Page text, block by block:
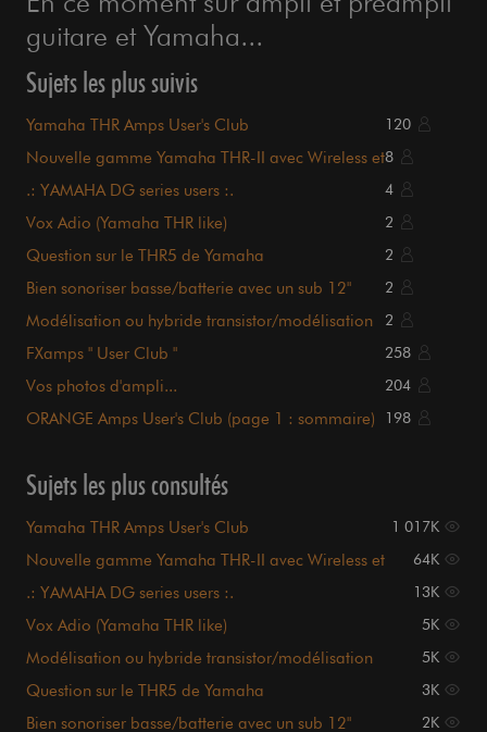
guitare et Yamaha...
Sujets les plus suivis
Yamaha THR Amps User's Club 120
Nouvelle gamme Yamaha THR-II avec Wireless et8
.: YAMAHA DG series users :. 4
Vox Adio (Yamaha THR like) 2
Question sur le THR5 de Yamaha 2
Bien sonoriser basse/batterie avec un sub 12" 2
Modélisation ou hybride transistor/modélisation 2
FXamps " User Club " 258
Vos photos d'ampli... 204
ORANGE Amps User's Club (page 1 : sommaire) 198
Sujets les plus consultés
Yamaha THR Amps User's Club 1 017K
Nouvelle gamme Yamaha THR-II avec Wireless et
64K
.: YAMAHA DG series users :. 13K
Vox Adio (Yamaha THR like) 5K
Modélisation ou hybride transistor/modélisation 5K
Question sur le THR5 de Yamaha 3K
Bien sonoriser basse/batterie avec un sub 12" 2K